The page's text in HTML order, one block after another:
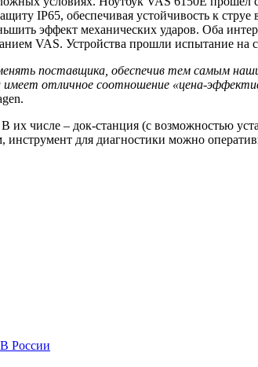
IP65, обеспечивая устойчивость к
эффект механических ударов. Оба
VAS. Устройства прошли испытание на
поставщика, обеспечив тем самым
имеет отличное соотношение «цена-
В их числе – док-станция (с возможностью
для диагностики можно
В России